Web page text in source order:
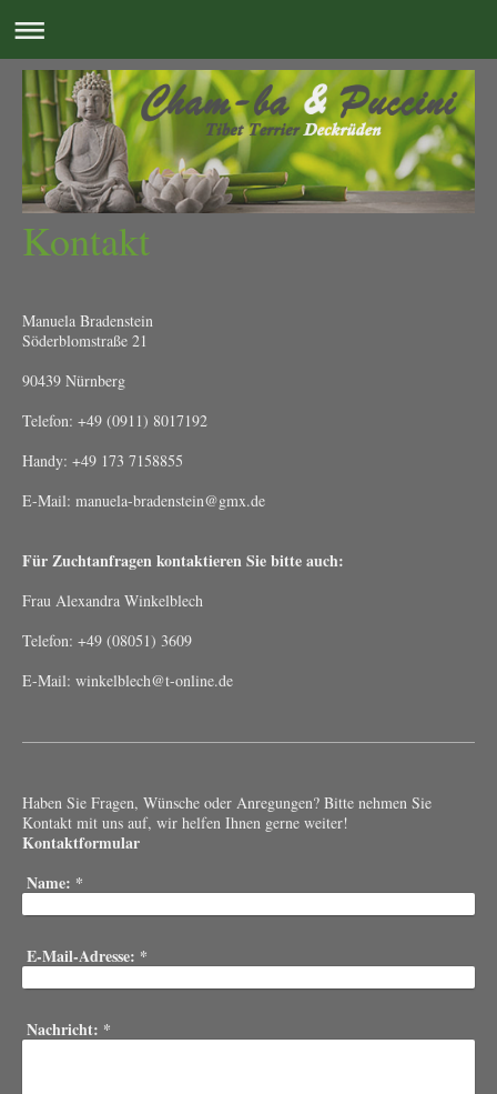
Kontakt
Manuela Bradenstein
Söderblomstraße 21
90439 Nürnberg
Telefon: +49 (0911) 8017192
Handy: +49 173 7158855
E-Mail: manuela-bradenstein@gmx.de
Für Zuchtanfragen kontaktieren Sie bitte auch:
Frau Alexandra Winkelblech
Telefon: +49 (08051) 3609
E-Mail: winkelblech@t-online.de
Haben Sie Fragen, Wünsche oder Anregungen? Bitte nehmen Sie
Kontakt mit uns auf, wir helfen Ihnen gerne weiter!
Kontaktformular
Name: *
E-Mail-Adresse: *
Nachricht: *